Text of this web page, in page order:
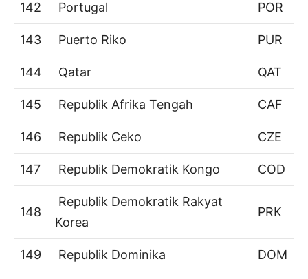
142 Portugal POR
143 Puerto Riko PUR
144 Qatar QAT
145 Republik Afrika Tengah CAF
146 Republik Ceko CZE
147 Republik Demokratik Kongo COD
148
Republik Demokratik Rakyat
Korea
PRK
149 Republik Dominika DOM